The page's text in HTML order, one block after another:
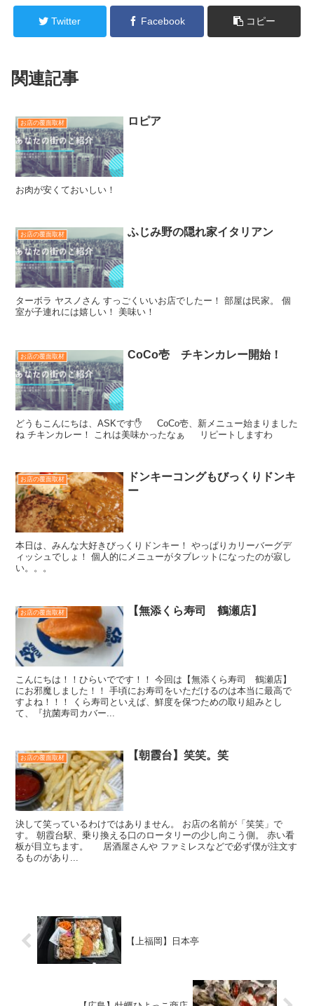
Twitter Facebook コピー
関連記事
お店の覆面取材 ロピア
お肉が安くておいしい！
お店の覆面取材 ふじみ野の隠れ家イタリアン
ターボラ ヤスノさん すっごくいいお店でしたー！ 部屋は民家。 個
室が子連れには嬉しい！ 美味い！
お店の覆面取材 CoCo壱 チキンカレー開始！
どうもこんにちは、ASKです✋ CoCo壱、新メニュー始まりました
ね チキンカレー！ これは美味かったなぁ リピートしますわ
お店の覆面取材
ドンキーコングもびっくりドンキ
ー
本日は、みんな大好きびっくりドンキー！ やっぱりカリーバーグデ
ィッシュでしょ！ 個人的にメニューがタブレットになったのが寂し
い。。。
お店の覆面取材 【無添くら寿司 鶴瀬店】
こんにちは！！ひらいでです！！ 今回は【無添くら寿司 鶴瀬店】
にお邪魔しました！！ 手頃にお寿司をいただけるのは本当に最高で
すよね！！！ くら寿司といえば、鮮度を保つための取り組みとし
て、『抗菌寿司カバー...
お店の覆面取材 【朝霞台】笑笑。笑
決して笑っているわけではありません。 お店の名前が「笑笑」で
す。 朝霞台駅、乗り換える口のロータリーの少し向こう側。 赤い看
板が目立ちます。 居酒屋さんや ファミレスなどで必ず僕が注文す
るものがあり...
【上福岡】日本亭